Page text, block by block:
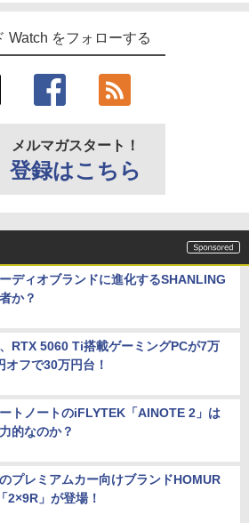
Watch をフォローする
メルマガスタート！
登録はこちら
ディオブランドに進化するSHANLING
か？
RTX 5060 Ti搭載ゲーミングPCが7万
オフで30万円台！
トノートのiFLYTEK「AINOTE 2」は
的なのか？
プレミアムカー向けブランドHOMUR
2×9R」が登場！